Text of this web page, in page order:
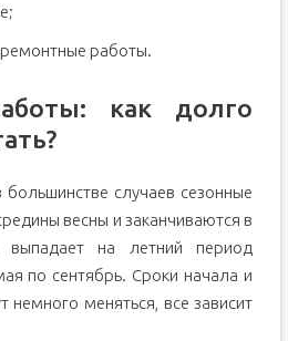
работы.
как долго
случаев сезонные
весны и заканчиваются в
выпадает на летний период
по сентябрь. Сроки начала и
немного меняться, все зависит